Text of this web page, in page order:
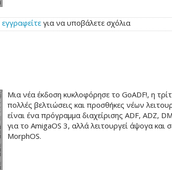
εγγραφείτε για να υποβάλετε σχόλια
Μια νέα έκδοση κυκλοφόρησε το GoADF!, η
πολλές βελτιώσεις και προσθήκες νέων
είναι ένα πρόγραμμα διαχείρισης ADF, ADZ,
για το AmigaOS 3, αλλά λειτουργεί άψογα και
MorphOS.